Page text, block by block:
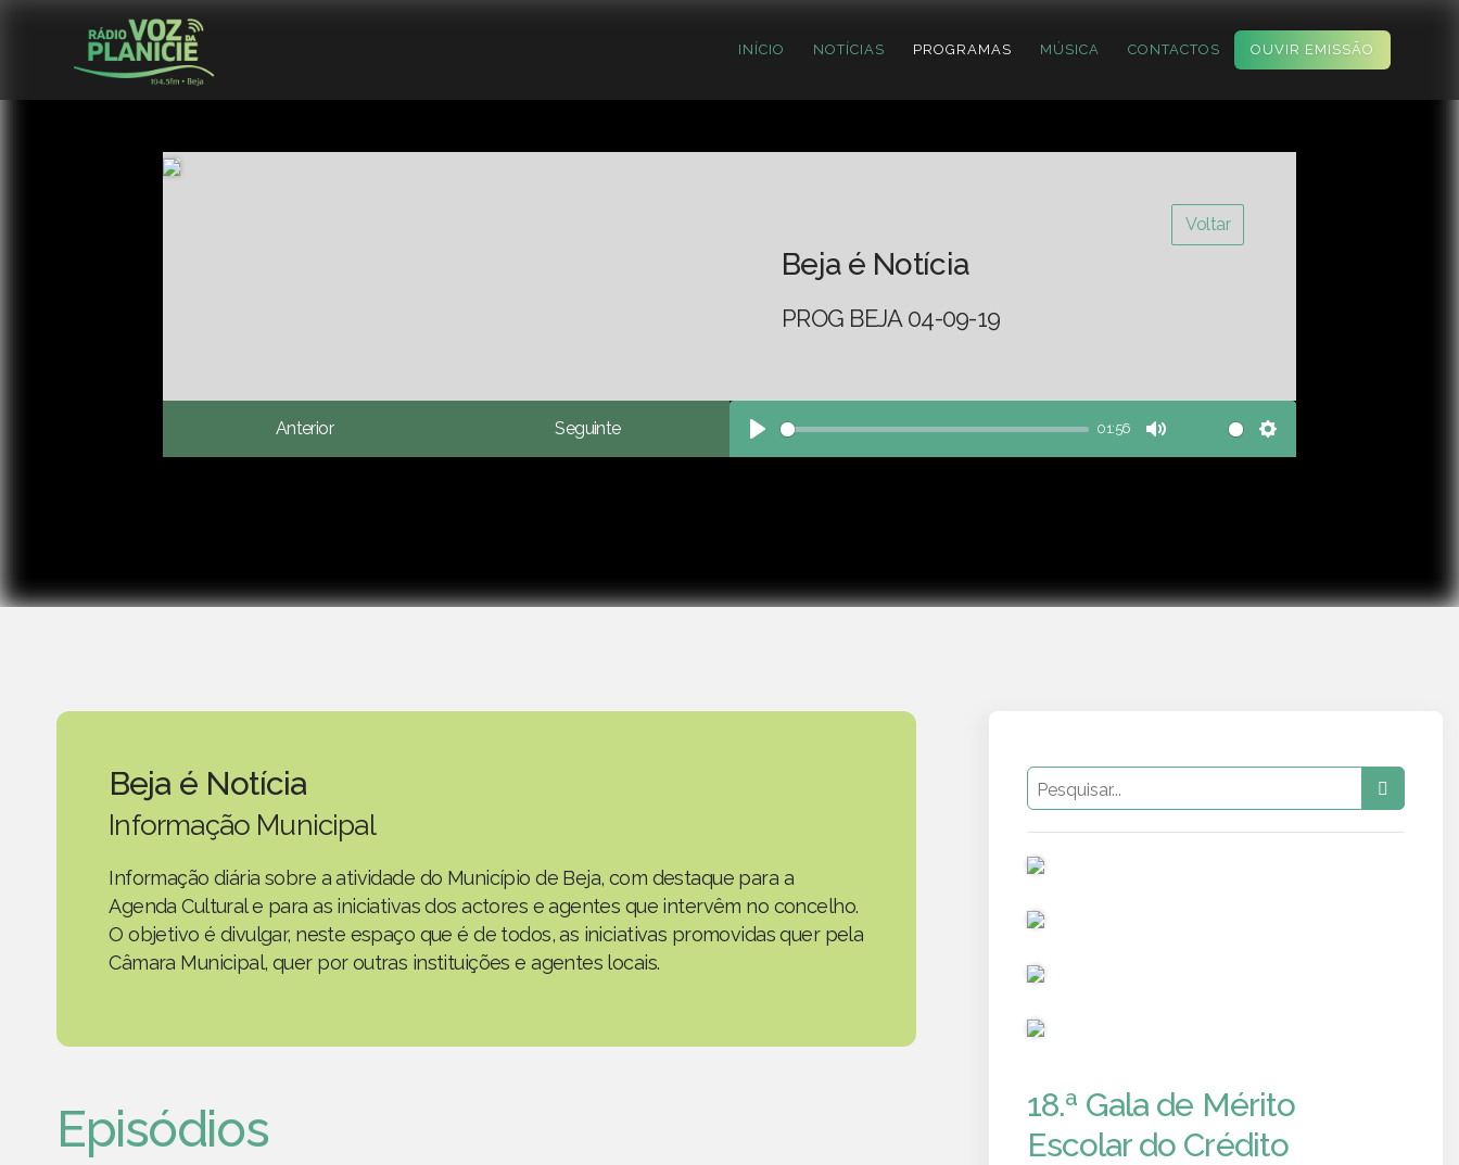
INÍCIO NOTÍCIAS PROGRAMAS MÚSICA CONTACTOS OUVIR EMISSÃO
Voltar
Beja é Notícia
PROG BEJA 04-09-19
Anterior Seguinte
Play
01:56
Mute Settings
Beja é Notícia
Informação Municipal
Informação diária sobre a atividade do Município de Beja, com destaque para a
Agenda Cultural e para as iniciativas dos actores e agentes que intervêm no concelho.
O objetivo é divulgar, neste espaço que é de todos, as iniciativas promovidas quer pela
Câmara Municipal, quer por outras instituições e agentes locais.
Episódios
18.ª Gala de Mérito
Escolar do Crédito